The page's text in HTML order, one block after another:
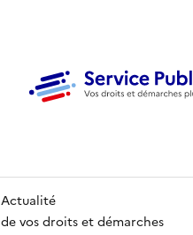
Actualité
de vos droits et démarches